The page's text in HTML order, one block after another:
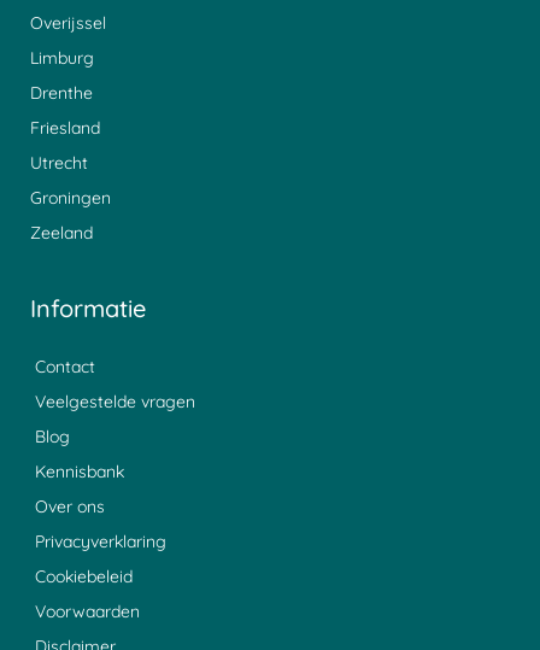
Overijssel
Limburg
Drenthe
Friesland
Utrecht
Groningen
Zeeland
Informatie
Contact
Veelgestelde vragen
Blog
Kennisbank
Over ons
Privacyverklaring
Cookiebeleid
Voorwaarden